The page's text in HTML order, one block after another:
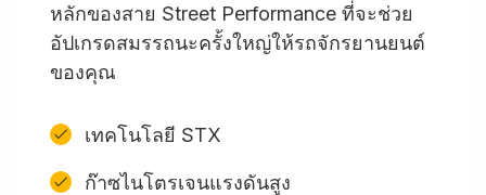
หลักของสาย Street Performance ที่จะช่วย
อัปเกรดสมรรถนะครั้งใหญ่ให้รถจักรยานยนต์
ของคุณ
เทคโนโลยี STX
ก๊าซไนโตรเจนแรงดันสูง